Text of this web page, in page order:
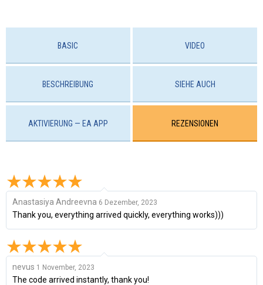
BASIC VIDEO
BESCHREIBUNG SIEHE AUCH
AKTIVIERUNG — EA APP REZENSIONEN
Anastasiya Andreevna 6 Dezember, 2023
Thank you, everything arrived quickly, everything works)))
nevus 1 November, 2023
The code arrived instantly, thank you!